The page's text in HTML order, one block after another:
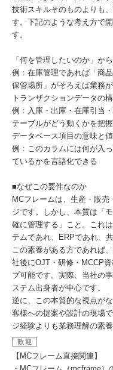
技術スキルそのものよりも
す。下記のような考え方で
す。
「何を管理したいのか」か
例：在庫管理であれば「商
保管場所」がそろえば業務
トランザクションデータの
例：入庫・出庫・在庫引当
テーブルがどう動くかを把
データベース項目の意味と
例：このカラムには何が入
ているかを言語化できる
■なぜこの要件なのか
MCフレームは、生産・販
ジです。しかし、本質は「
確に管理する」こと。これ
テムであれ、ERPであれ、
この素養がある方であれば
社後にOJT・研修・MCCP
プ可能です。実際、当社の
ステム出身者が中心です。
逆に、この本質的な視点が
客様への提案や設計の現場
ジ経験よりも業務理解の素
歓迎
【MCフレーム直接関連】